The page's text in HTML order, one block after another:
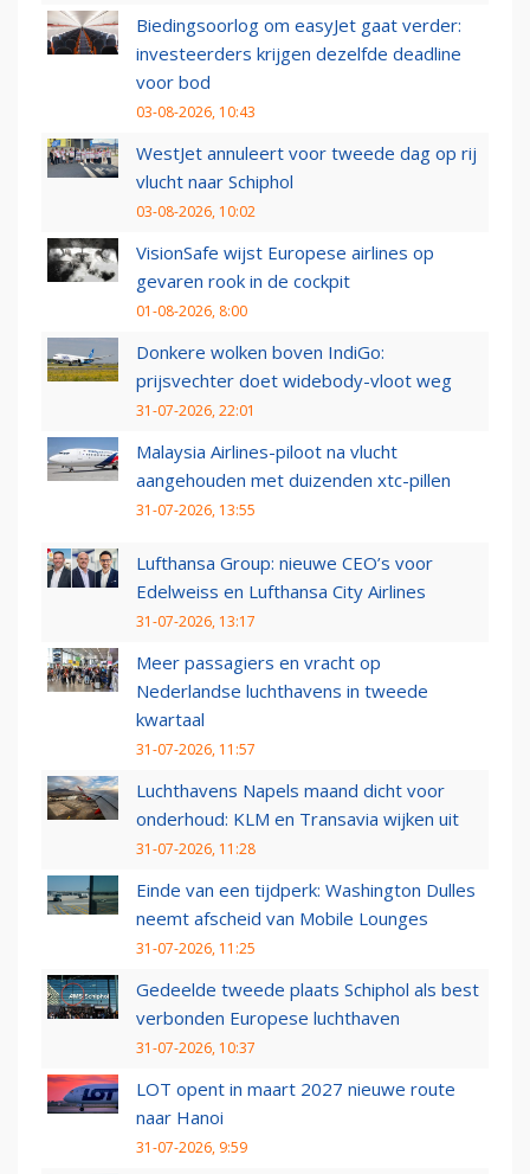
Biedingsoorlog om easyJet gaat verder:
investeerders krijgen dezelfde deadline
voor bod
03-08-2026, 10:43
WestJet annuleert voor tweede dag op rij
vlucht naar Schiphol
03-08-2026, 10:02
VisionSafe wijst Europese airlines op
gevaren rook in de cockpit
01-08-2026, 8:00
Donkere wolken boven IndiGo:
prijsvechter doet widebody-vloot weg
31-07-2026, 22:01
Malaysia Airlines-piloot na vlucht
aangehouden met duizenden xtc-pillen
31-07-2026, 13:55
Lufthansa Group: nieuwe CEO’s voor
Edelweiss en Lufthansa City Airlines
31-07-2026, 13:17
Meer passagiers en vracht op
Nederlandse luchthavens in tweede
kwartaal
31-07-2026, 11:57
Luchthavens Napels maand dicht voor
onderhoud: KLM en Transavia wijken uit
31-07-2026, 11:28
Einde van een tijdperk: Washington Dulles
neemt afscheid van Mobile Lounges
31-07-2026, 11:25
Gedeelde tweede plaats Schiphol als best
verbonden Europese luchthaven
31-07-2026, 10:37
LOT opent in maart 2027 nieuwe route
naar Hanoi
31-07-2026, 9:59